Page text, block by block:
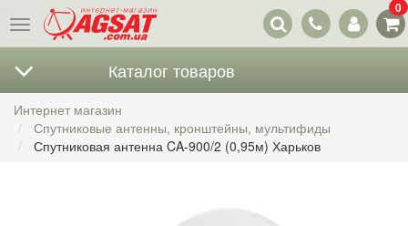
Меню
Наши
контакты
0
Каталог товаров
Интернет магазин
Спутниковые антенны, кронштейны, мультифиды
Спутниковая антенна CA-900/2 (0,95м) Харьков